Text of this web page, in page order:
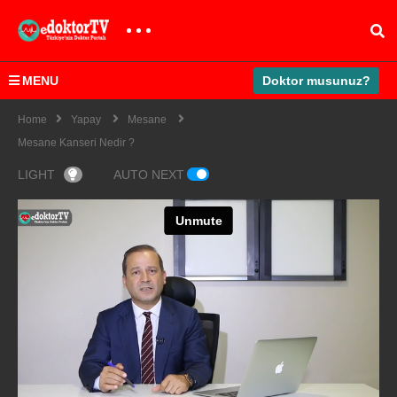
MENU Doktor musunuz?
Home Yapay
Mesane
Mesane Kanseri Nedir ?
LIGHT AUTO NEXT